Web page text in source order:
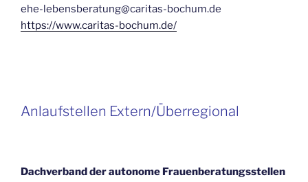
ehe-lebensberatung@caritas-bochum.de
https://www.caritas-bochum.de/
Anlaufstellen Extern/Überregional
Dachverband der autonome Frauenberatungsstellen